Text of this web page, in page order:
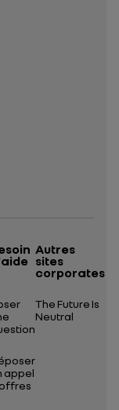
appel
Autres
sites
corporates
The Future Is
Neutral